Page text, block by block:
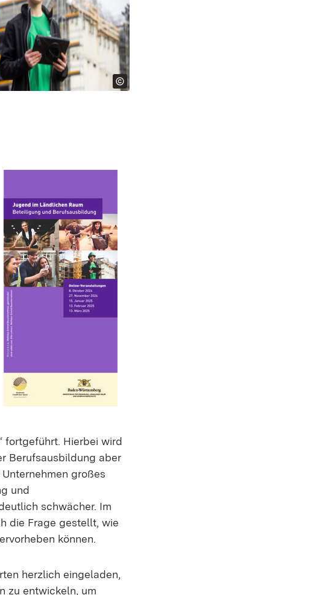
fortgeführt. Hierbei wird
Berufsausbildung aber
großes
und
schwächer. Im
die Frage gestellt, wie
können.
herzlich eingeladen,
zu entwickeln, um